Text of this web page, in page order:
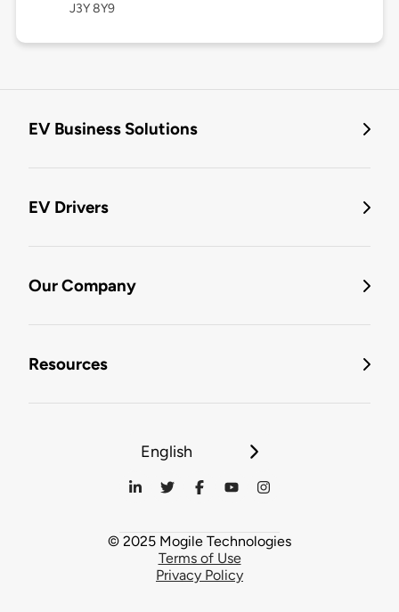
J3Y 8Y9
EV Business Solutions
EV Drivers
Our Company
Resources
English
© 2025 Mogile Technologies
Terms of Use
Privacy Policy